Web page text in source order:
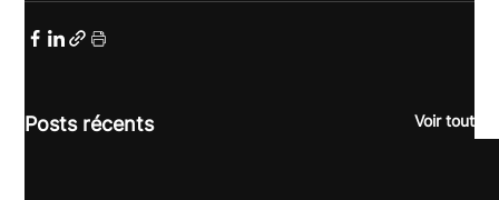
Posts récents Voir tout